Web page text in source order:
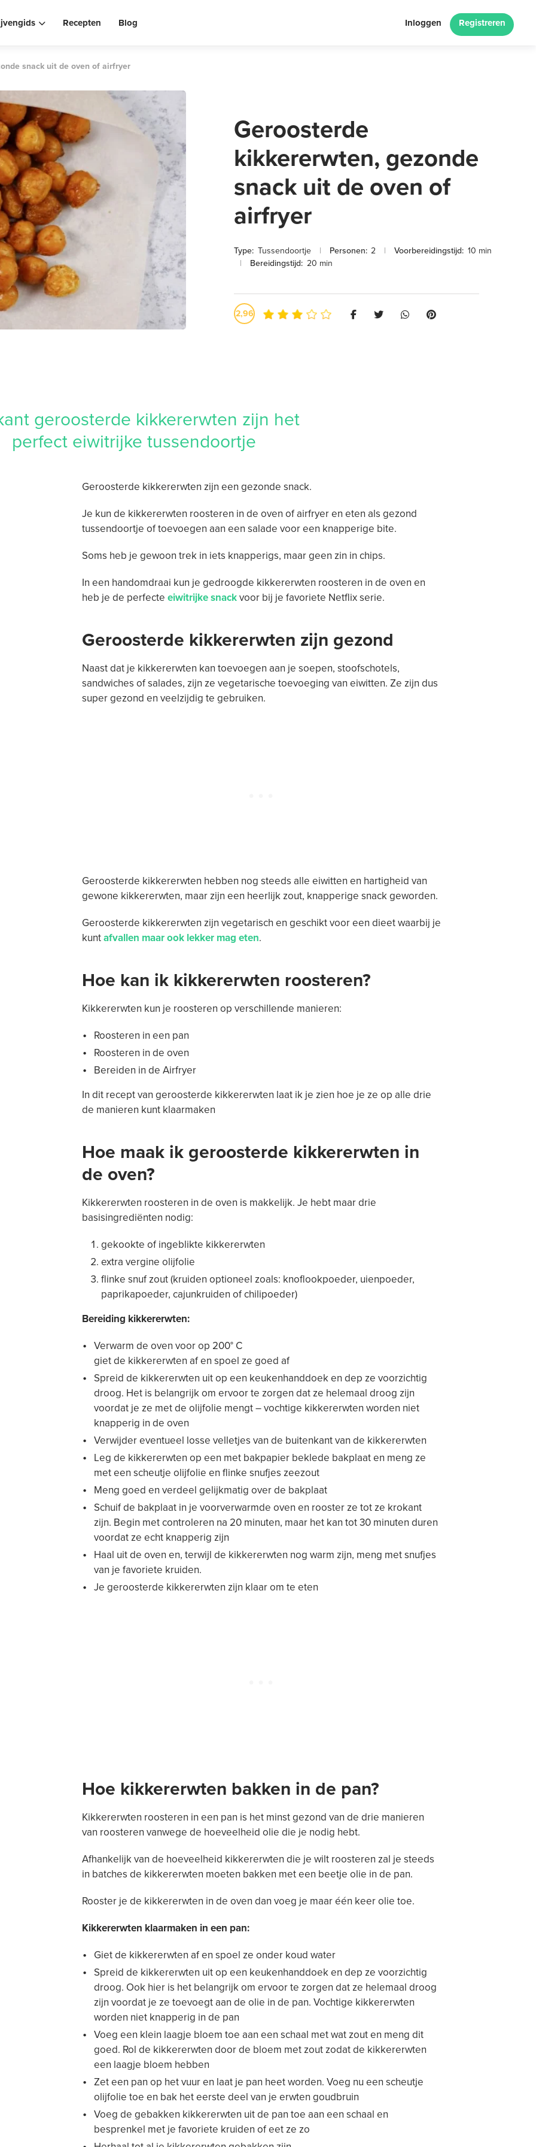
Recepten Blog Inloggen Registreren
snack uit de oven of airfryer
Geroosterde
kikkererwten, gezonde
snack uit de oven of
airfryer
Type: Tussendoortje | Personen: 2 | Voorbereidingstijd: 10 min
|
Bereidingstijd: 20 min
2,96
geroosterde kikkererwten zijn het
perfect eiwitrijke tussendoortje
Geroosterde kikkererwten zijn een gezonde snack.
Je kun de kikkererwten roosteren in de oven of airfryer en eten als gezond
tussendoortje of toevoegen aan een salade voor een knapperige bite.
Soms heb je gewoon trek in iets knapperigs, maar geen zin in chips.
In een handomdraai kun je gedroogde kikkererwten roosteren in de oven en
heb je de perfecte eiwitrijke snackvoor bij je favoriete Netflix serie.
Geroosterde kikkererwten zijn gezond
Naast dat je kikkererwten kan toevoegen aan je soepen, stoofschotels,
sandwiches of salades, zijn ze vegetarische toevoeging van eiwitten. Ze zijn dus
super gezond en veelzijdig te gebruiken.
Geroosterde kikkererwten hebben nog steeds alle eiwitten en hartigheid van
gewone kikkererwten, maar zijn een heerlijk zout, knapperige snack geworden.
Geroosterde kikkererwten zijn vegetarisch en geschikt voor een dieet waarbij je
kuntafvallen maar ook lekker mag eten.
Hoe kan ik kikkererwten roosteren?
Kikkererwten kun je roosteren op verschillende manieren:
Roosteren in een pan
Roosteren in de oven
Bereiden in de Airfryer
In dit recept van geroosterde kikkererwten laat ik je zien hoe je ze op alle drie
de manieren kunt klaarmaken
Hoe maak ik geroosterde kikkererwten in
de oven?
Kikkererwten roosteren in de oven is makkelijk. Je hebt maar drie
basisingrediënten nodig:
gekookte of ingeblikte kikkererwten
extra vergine olijfolie
flinke snuf zout (kruiden optioneel zoals: knoflookpoeder, uienpoeder,
paprikapoeder, cajunkruiden of chilipoeder)
Bereiding kikkererwten:
Verwarm de oven voor op 200° C
giet de kikkererwten af ​​en spoel ze goed af
Spreid de kikkererwten uit op een keukenhanddoek en dep ze voorzichtig
droog. Het is belangrijk om ervoor te zorgen dat ze helemaal droog zijn
voordat je ze met de olijfolie mengt – vochtige kikkererwten worden niet
knapperig in de oven
Verwijder eventueel losse velletjes van de buitenkant van de kikkererwten
Leg de kikkererwten op een met bakpapier beklede bakplaat en meng ze
met een scheutje olijfolie en flinke snufjes zeezout
Meng goed en verdeel gelijkmatig over de bakplaat
Schuif de bakplaat in je voorverwarmde oven en rooster ze tot ze krokant
zijn. Begin met controleren na 20 minuten, maar het kan tot 30 minuten duren
voordat ze echt knapperig zijn
Haal uit de oven en, terwijl de kikkererwten nog warm zijn, meng met snufjes
van je favoriete kruiden.
Je geroosterde kikkererwten zijn klaar om te eten
Hoe kikkererwten bakken in de pan?
Kikkererwten roosteren in een pan is het minst gezond van de drie manieren
van roosteren vanwege de hoeveelheid olie die je nodig hebt.
Afhankelijk van de hoeveelheid kikkererwten die je wilt roosteren zal je steeds
in batches de kikkererwten moeten bakken met een beetje olie in de pan.
Rooster je de kikkererwten in de oven dan voeg je maar één keer olie toe.
Kikkererwten klaarmaken in een pan:
Giet de kikkererwten af en spoel ze onder koud water
Spreid de kikkererwten uit op een keukenhanddoek en dep ze voorzichtig
droog. Ook hier is het belangrijk om ervoor te zorgen dat ze helemaal droog
zijn voordat je ze toevoegt aan de olie in de pan. Vochtige kikkererwten
worden niet knapperig in de pan
Voeg een klein laagje bloem toe aan een schaal met wat zout en meng dit
goed. Rol de kikkererwten door de bloem met zout zodat de kikkererwten
een laagje bloem hebben
Zet een pan op het vuur en laat je pan heet worden. Voeg nu een scheutje
olijfolie toe en bak het eerste deel van je erwten goudbruin
Voeg de gebakken kikkererwten uit de pan toe aan een schaal en
besprenkel met je favoriete kruiden of eet ze zo